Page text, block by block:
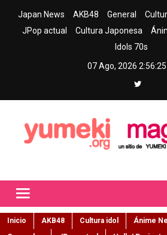
Japan News AKB48 General
JPop actual
Cultura Japonesa
Idols 70s
07 Ago, 2026
Inicio AKB48 Cultura idol Ánime